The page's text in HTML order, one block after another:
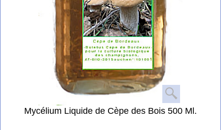
Mycélium Liquide de Cèpe des Bois 500 Ml.